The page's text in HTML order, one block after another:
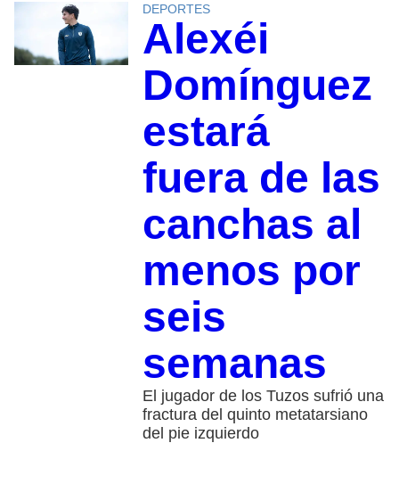
DEPORTES
Alexéi
Domínguez
estará
fuera de las
canchas al
menos por
seis
semanas
El jugador de los Tuzos sufrió una
fractura del quinto metatarsiano
del pie izquierdo